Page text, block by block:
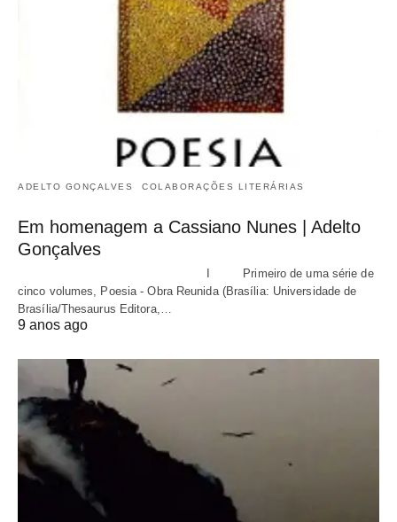
ADELTO GONÇALVES COLABORAÇÕES LITERÁRIAS
Em homenagem a Cassiano Nunes | Adelto
Gonçalves
I Primeiro de uma série de
cinco volumes, Poesia - Obra Reunida (Brasília: Universidade de
Brasília/Thesaurus Editora,…
9 anos ago